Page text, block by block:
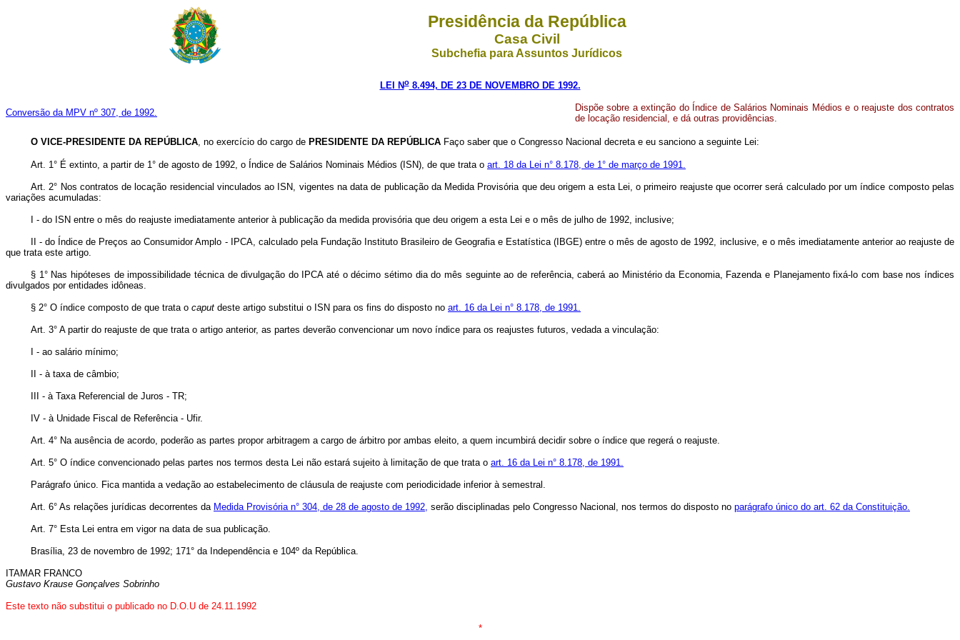
Presidência da República
Casa Civil
Subchefia para Assuntos Jurídicos
LEI No8.494, DE 23 DE NOVEMBRO DE 1992.
Conversão da MPV nº 307, de 1992.
Dispõe sobre a extinção do Índice de Salários Nominais Médios e o reajuste dos contratos
de locação residencial, e dá outras providências.
O VICE-PRESIDENTE DA REPÚBLICA, no exercício do cargo de PRESIDENTE DA REPÚBLICA Faço saber que o Congresso Nacional decreta e eu sanciono a seguinte Lei:
Art. 1° É extinto, a partir de 1° de agosto de 1992, o Índice de Salários Nominais Médios (ISN), de que trata o art. 18 da Lei n° 8.178, de 1° de março de 1991.
Art. 2° Nos contratos de locação residencial vinculados ao ISN, vigentes na data de publicação da Medida Provisória que deu origem a esta Lei, o primeiro reajuste que ocorrer será calculado por um índice composto pelas
variações acumuladas:
I - do ISN entre o mês do reajuste imediatamente anterior à publicação da medida provisória que deu origem a esta Lei e o mês de julho de 1992, inclusive;
II - do Índice de Preços ao Consumidor Amplo - IPCA, calculado pela Fundação Instituto Brasileiro de Geografia e Estatística (IBGE) entre o mês de agosto de 1992, inclusive, e o mês imediatamente anterior ao reajuste de
que trata este artigo.
§ 1° Nas hipóteses de impossibilidade técnica de divulgação do IPCA até o décimo sétimo dia do mês seguinte ao de referência, caberá ao Ministério da Economia, Fazenda e Planejamento fixá-lo com base nos índices
divulgados por entidades idôneas.
§ 2° O índice composto de que trata o caput deste artigo substitui o ISN para os fins do disposto no art. 16 da Lei n° 8.178, de 1991.
Art. 3° A partir do reajuste de que trata o artigo anterior, as partes deverão convencionar um novo índice para os reajustes futuros, vedada a vinculação:
I - ao salário mínimo;
II - à taxa de câmbio;
III - à Taxa Referencial de Juros - TR;
IV - à Unidade Fiscal de Referência - Ufir.
Art. 4° Na ausência de acordo, poderão as partes propor arbitragem a cargo de árbitro por ambas eleito, a quem incumbirá decidir sobre o índice que regerá o reajuste.
Art. 5° O índice convencionado pelas partes nos termos desta Lei não estará sujeito à limitação de que trata o art. 16 da Lei n° 8.178, de 1991.
Parágrafo único. Fica mantida a vedação ao estabelecimento de cláusula de reajuste com periodicidade inferior à semestral.
Art. 6° As relações jurídicas decorrentes da Medida Provisória n° 304, de 28 de agosto de 1992, serão disciplinadas pelo Congresso Nacional, nos termos do disposto no parágrafo único do art. 62 da Constituição.
Art. 7° Esta Lei entra em vigor na data de sua publicação.
Brasília, 23 de novembro de 1992; 171° da Independência e 104º da República.
ITAMAR FRANCO
Gustavo Krause Gonçalves Sobrinho
Este texto não substitui o publicado no D.O.U de 24.11.1992
*